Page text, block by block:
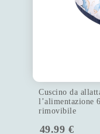
Cuscino da
l’alimentazione
rimovibile
49.99 €